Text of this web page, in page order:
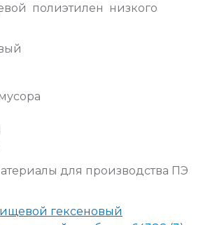
полиэтилен низкого
для производства ПЭ
гексеновый